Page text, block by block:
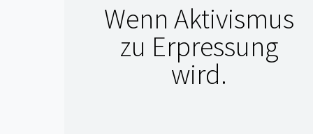
Wenn Aktivismus
zu Erpressung
wird.